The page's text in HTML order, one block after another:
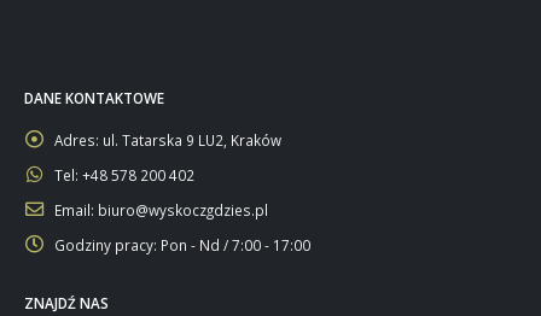
DANE KONTAKTOWE
Adres: ul. Tatarska 9 LU2, Kraków
Tel: +48 578 200 402
Email: biuro@wyskoczgdzies.pl
Godziny pracy: Pon - Nd / 7:00 - 17:00
ZNAJDŹ NAS